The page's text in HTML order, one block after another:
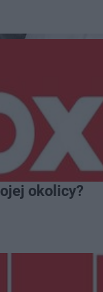
okolicy?